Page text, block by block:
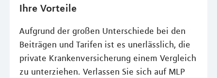
Ihre Vorteile
Aufgrund der großen Unterschiede bei den
Beiträgen und Tarifen ist es unerlässlich, die
private Krankenversicherung einem Vergleich
zu unterziehen. Verlassen Sie sich auf MLP